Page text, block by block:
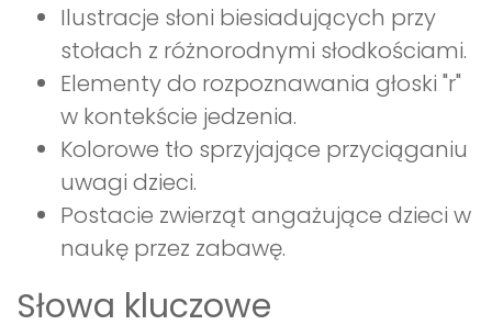
Ilustracje słoni biesiadujących przy
stołach z różnorodnymi słodkościami.
Elementy do rozpoznawania głoski "r"
w kontekście jedzenia.
Kolorowe tło sprzyjające przyciąganiu
uwagi dzieci.
Postacie zwierząt angażujące dzieci w
naukę przez zabawę.
Słowa kluczowe